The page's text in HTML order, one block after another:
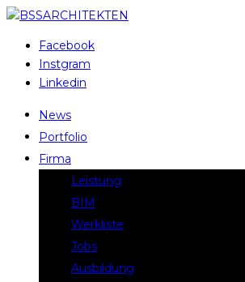
Facebook
Instgram
Linkedin
News
Portfolio
Firma
Leistung
BIM
Werkliste
Jobs
Ausbildung